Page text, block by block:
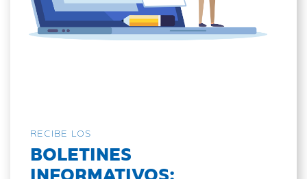
RECIBE LOS
BOLETINES
INFORMATIVOS: